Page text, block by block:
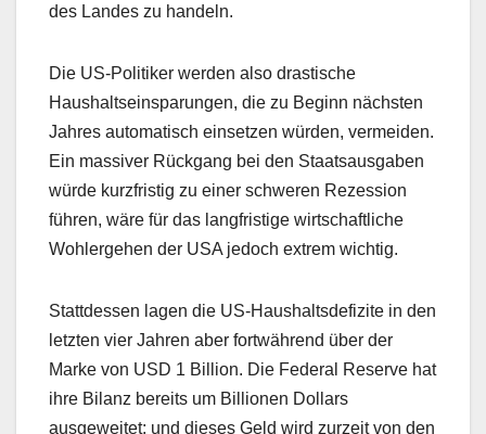
des Landes zu handeln.
Die US-Politiker werden also drastische
Haushaltseinsparungen, die zu Beginn nächsten
Jahres automatisch einsetzen würden, vermeiden.
Ein massiver Rückgang bei den Staatsausgaben
würde kurzfristig zu einer schweren Rezession
führen, wäre für das langfristige wirtschaftliche
Wohlergehen der USA jedoch extrem wichtig.
Stattdessen lagen die US-Haushaltsdefizite in den
letzten vier Jahren aber fortwährend über der
Marke von USD 1 Billion. Die Federal Reserve hat
ihre Bilanz bereits um Billionen Dollars
ausgeweitet; und dieses Geld wird zurzeit von den